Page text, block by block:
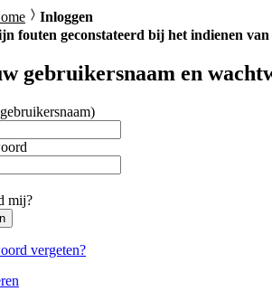
Inloggen
fouten geconstateerd bij het indienen
gebruikersnaam en
mij?
vergeten?